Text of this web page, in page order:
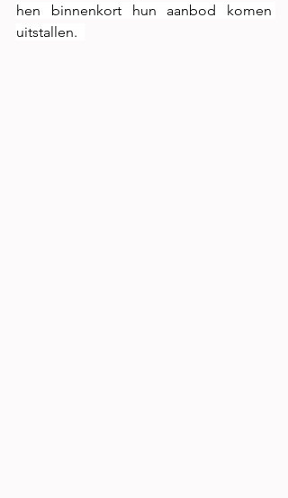
hen binnenkort hun aanbod komen
uitstallen.